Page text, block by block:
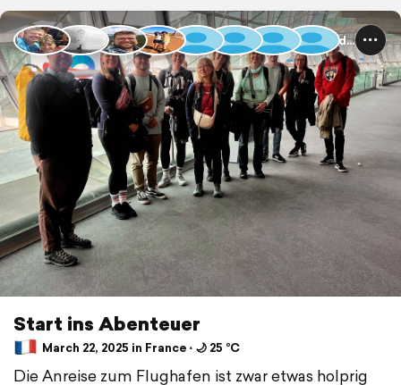
Guadeloupe und Dominica
Start ins Abenteuer
March 22, 2025 in France ⋅ 🌙 25 °C
Die Anreise zum Flughafen ist zwar etwas holprig